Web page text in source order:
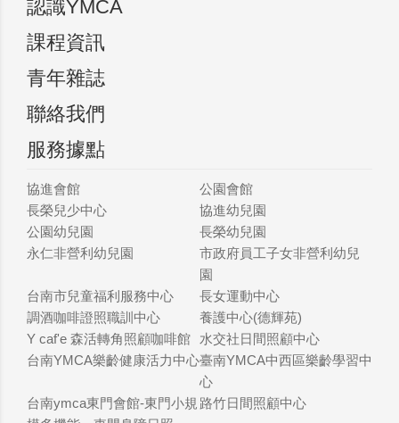
認識YMCA
課程資訊
青年雜誌
聯絡我們
服務據點
協進會館
公園會館
長榮兒少中心
協進幼兒園
公園幼兒園
長榮幼兒園
永仁非營利幼兒園
市政府員工子女非營利幼兒
園
台南市兒童福利服務中心
長女運動中心
調酒咖啡證照職訓中心
養護中心(德輝苑)
Y caf'e 森活轉角照顧咖啡館 水交社日間照顧中心
台南YMCA樂齡健康活力中心臺南YMCA中西區樂齡學習中
心
台南ymca東門會館-東門小規 路竹日間照顧中心